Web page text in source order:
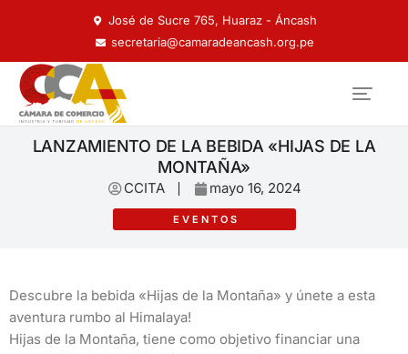
José de Sucre 765, Huaraz - Áncash
secretaria@camaradeancash.org.pe
LANZAMIENTO DE LA BEBIDA «HIJAS DE LA
MONTAÑA»
CCITA mayo 16, 2024
EVENTOS
Descubre la bebida «Hijas de la Montaña» y únete a esta
aventura rumbo al Himalaya!
Hijas de la Montaña, tiene como objetivo financiar una